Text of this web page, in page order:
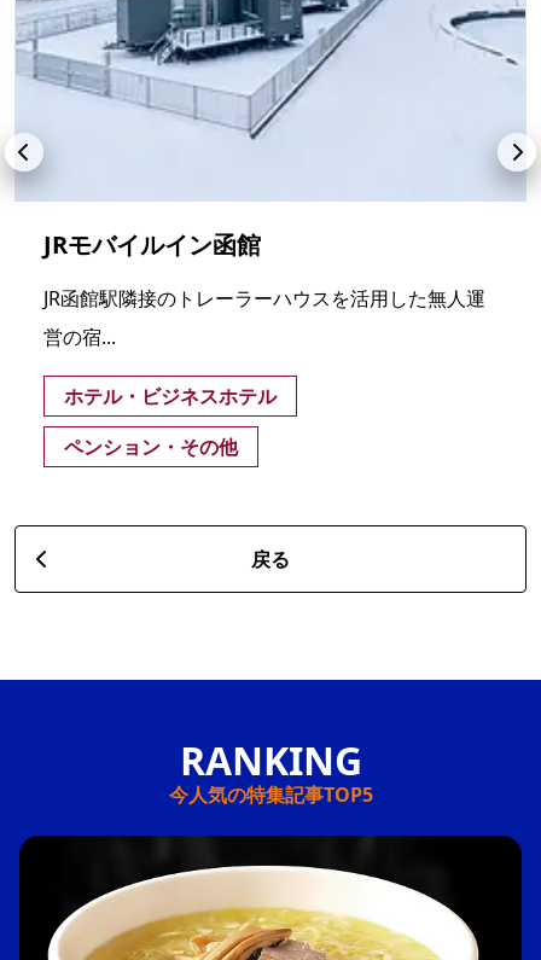
JRモバイルイン函館
JR函館駅隣接のトレーラーハウスを活用した無人運
営の宿...
ホテル・ビジネスホテル
ペンション・その他
戻る
今人気の特集記事TOP5